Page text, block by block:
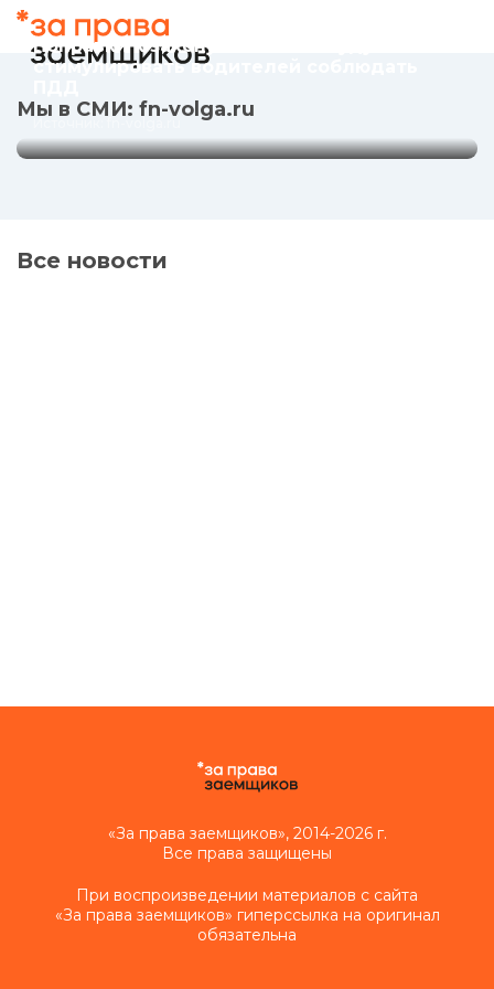
Мы в СМИ: fn-volga.ru
Источник: fn-volga.ru
Поправки к закону об ОСАГО будут
стимулировать водителей соблюдать
Все новости
«За права заемщиков», 2014-2026 г.
Все права защищены
При воспроизведении материалов с сайта
«За права заемщиков» гиперссылка на оригинал
обязательна